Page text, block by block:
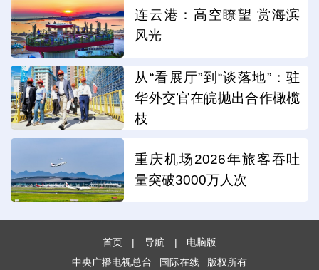
连云港：高空瞭望 赏海滨
风光
从“看展厅”到“谈落地”：驻
华外交官在皖抛出合作橄榄
枝
重庆机场2026年旅客吞吐
量突破3000万人次
首页 | 导航 |
电脑版
中央广播电视总台
国际在线 版权所有